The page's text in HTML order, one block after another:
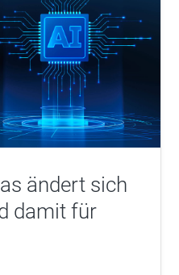
ändert sich
damit für